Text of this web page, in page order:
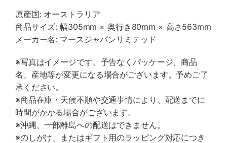
原産国: オーストラリア
商品サイズ: 幅305mm × 奥行き80mm × 高さ563mm
メーカー名: マースジャパンリミテッド
※写真はイメージです。予告なくパッケージ、商品
名、産地等が変更になる場合がございます。予めご了
承ください。
※商品在庫・天候不順や交通事情により、配送までに
時間がかかる場合がございます。
※沖縄、一部離島への配送はできません。
※のしがけ、またはギフト用のラッピング対応につき